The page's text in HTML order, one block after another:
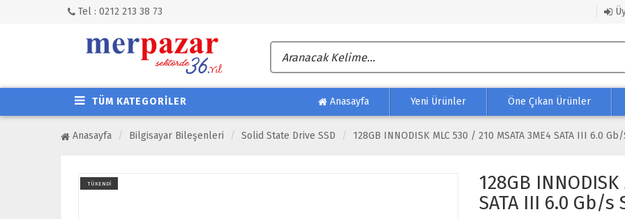
Tel : 0212 213 38 73
TÜM KATEGORİLER Anasayfa Yeni Ürünler Öne Çıkan Ürünler
Anasayfa Bilgisayar Bileşenleri Solid State Drive SSD 128GB INNODISK MLC 530 / 210 MSATA 3ME4 SATA III 6.0 Gb/
TÜKENDİ
128GB
SATA III 6.0 Gb/s